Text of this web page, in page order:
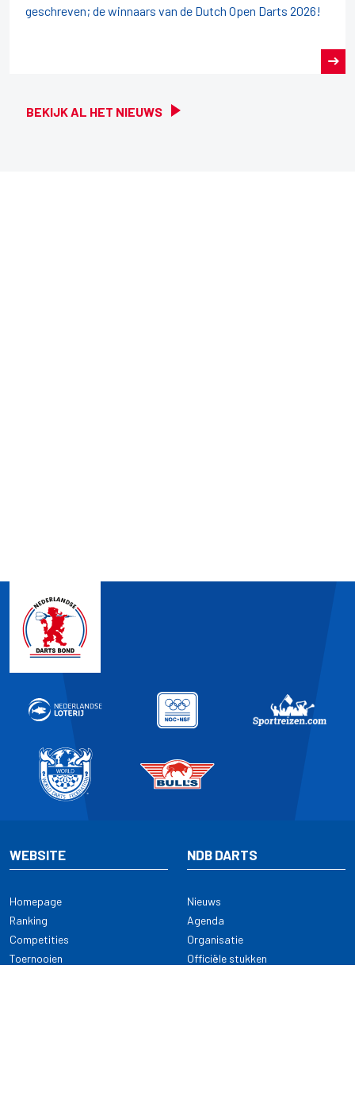
BEKIJK AL HET NIEUWS
geschreven; de winnaars van de Dutch Open Darts 2026!
WEBSITE
Homepage
Ranking
Competities
Toernooien
NDB DARTS
Nieuws
Agenda
Organisatie
Officiële stukken